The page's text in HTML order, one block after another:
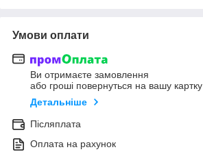
Умови оплати
Ви отримаєте замовлення
або гроші повернуться на вашу картку
Детальніше
Післяплата
Оплата на рахунок